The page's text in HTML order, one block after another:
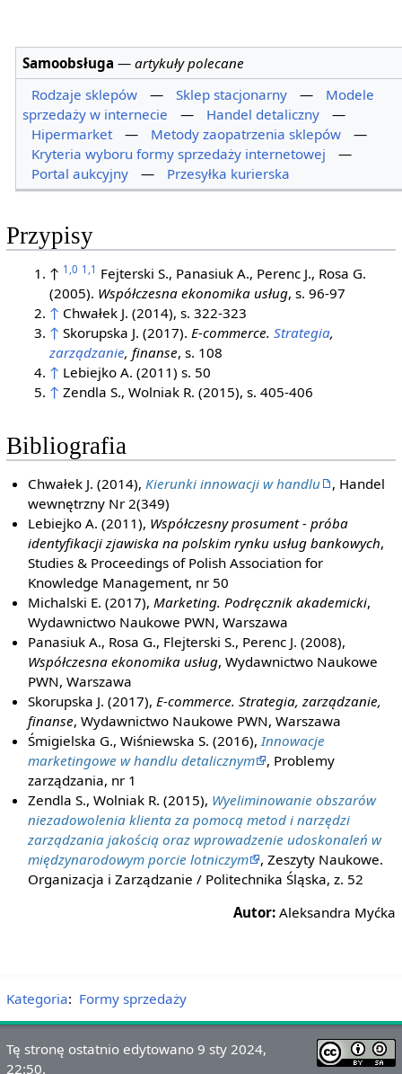
Samoobsługa —artykuły polecane
Rodzaje sklepów
— Sklep stacjonarny —
Modele
sprzedaży w internecie
— Handel detaliczny
—
Hipermarket
— Metody zaopatrzenia sklepów
—
Kryteria wyboru formy sprzedaży internetowej
—
Portal aukcyjny
— Przesyłka kurierska
Przypisy
↑ 1,0 1,1 Fejterski S., Panasiuk A., Perenc J., Rosa G.
(2005). Współczesna ekonomika usług, s. 96-97
↑ Chwałek J. (2014), s. 322-323
↑ Skorupska J. (2017). E-commerce.Strategia,
zarządzanie, finanse, s. 108
↑ Lebiejko A. (2011) s. 50
↑ Zendla S., Wolniak R. (2015), s. 405-406
Bibliografia
Chwałek J. (2014), Kierunki innowacji w handlu
, Handel
wewnętrzny Nr 2(349)
Lebiejko A. (2011), Współczesny prosument - próba
identyfikacji zjawiska na polskim rynku usług bankowych,
Studies & Proceedings of Polish Association for
Knowledge Management, nr 50
Michalski E. (2017), Marketing. Podręcznik akademicki,
Wydawnictwo Naukowe PWN, Warszawa
Panasiuk A., Rosa G., Flejterski S., Perenc J. (2008),
Współczesna ekonomika usług, Wydawnictwo Naukowe
PWN, Warszawa
Skorupska J. (2017), E-commerce. Strategia, zarządzanie,
finanse, Wydawnictwo Naukowe PWN, Warszawa
Śmigielska G., Wiśniewska S. (2016), Innowacje
marketingowe w handlu detalicznym
, Problemy
zarządzania, nr 1
Zendla S., Wolniak R. (2015), Wyeliminowanie obszarów
niezadowolenia klienta za pomocą metod i narzędzi
zarządzania jakością oraz wprowadzenie udoskonaleń w
międzynarodowym porcie lotniczym
, Zeszyty Naukowe.
Organizacja i Zarządzanie / Politechnika Śląska, z. 52
Autor: Aleksandra Myćka
Kategoria: Formy sprzedaży
Tę stronę ostatnio edytowano 9 sty 2024,
22:50.